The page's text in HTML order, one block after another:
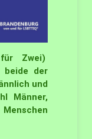
Zwei)
beide der
und
Männer,